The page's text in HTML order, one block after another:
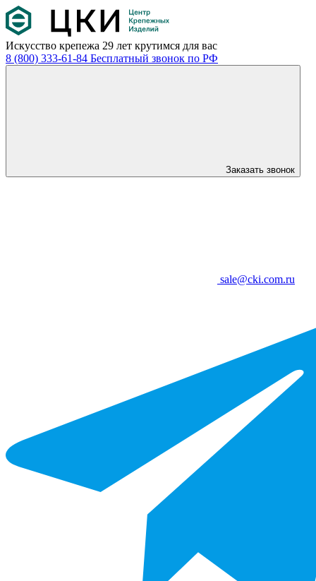
Искусство крепежа 29 лет крутимся для вас
8 (800) 333-61-84 Бесплатный звонок по РФ
Заказать звонок
sale@cki.com.ru